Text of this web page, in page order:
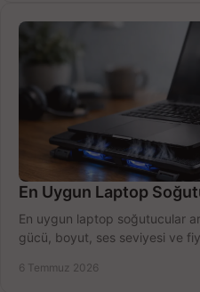
En Uygun Laptop
En uygun laptop soğutucular
gücü, boyut, ses seviyesi ve
6 Temmuz 2026